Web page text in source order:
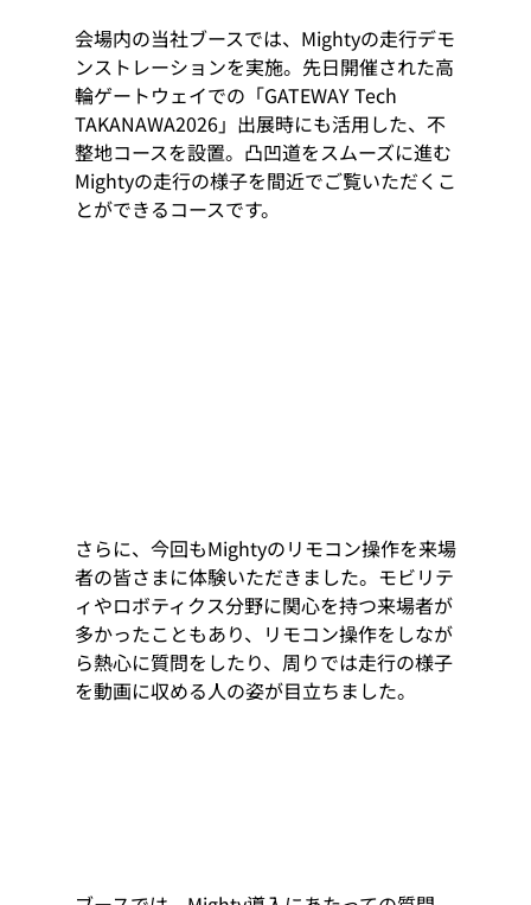
会場内の当社ブースでは、Mightyの走行デモ
ンストレーションを実施。先日開催された高
輪ゲートウェイでの「GATEWAY Tech
TAKANAWA2026」出展時にも活用した、不
整地コースを設置。凸凹道をスムーズに進む
Mightyの走行の様子を間近でご覧いただくこ
とができるコースです。
さらに、今回もMightyのリモコン操作を来場
者の皆さまに体験いただきました。モビリテ
ィやロボティクス分野に関心を持つ来場者が
多かったこともあり、リモコン操作をしなが
ら熱心に質問をしたり、周りでは走行の様子
を動画に収める人の姿が目立ちました。